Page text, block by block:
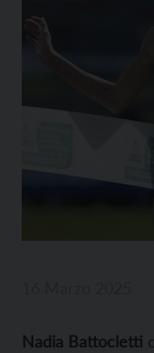
Nadia Battocletti